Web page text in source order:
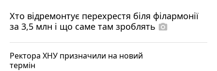
Хто відремонтує перехрестя біля філармонії
за 3,5 млн і що саме там зроблять photo_camera
Ректора ХНУ призначили на новий
термін